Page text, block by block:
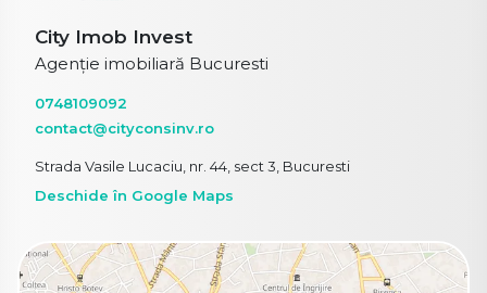
City Imob Invest
Agenție imobiliară Bucuresti
0748109092
contact@cityconsinv.ro
Strada Vasile Lucaciu, nr. 44, sect 3, Bucuresti
Deschide în Google Maps